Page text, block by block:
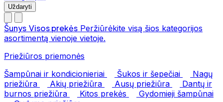
Uždaryti
Šunys Visos prekės Peržiūrėkite visą šios kategorijos
asortimentą vienoje vietoje.
Priežiūros priemonės
Šampūnai ir kondicionieriai
Šukos ir šepečiai
Nagų
priežiūra
Akių priežiūra Ausų priežiūra
Dantų ir
burnos priežiūra
Kitos prekės
Gydomieji šampūnai